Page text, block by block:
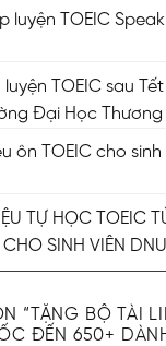
luyện TOEIC
luyện TOEIC sau
Đại Học Thương
ôn TOEIC cho
TỰ HỌC TOEIC
SINH VIÊN DNU
“
TẶNG BỘ TÀI
ĐẾN 650+